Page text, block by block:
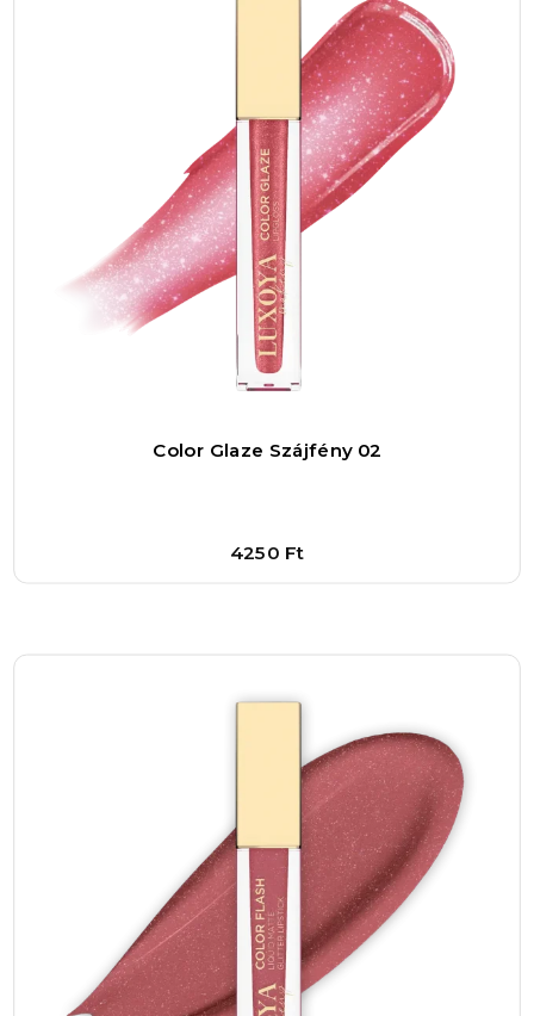
könnyen kombinálható más sminktermékekkel,
legyen szó természetes nappali vagy
intenzívebb esti sminkről. A termék kialakítása
praktikus, kompakt, így bárhová magaddal
viheted, hogy szükség esetén gyorsan
frissíthesd a megjelenésedet. A csomagolás
egyszerű, mégis stílusos, ami a sminktáskád
díszévé válhat.
Ár-érték arányban a COLOR LOCK folyékony
matt rúzs 02-es színben kiváló választás, hiszen
mindössze 3950 forintért egy olyan prémium
is megállja a helyét. A kiszerelés ideális, nem túl
olyan készítményt keresel, amely nem csak
színben, hanem tartósságban és
komfortérzetben is kiemelkedő, a COLOR
LOCK folyékony matt rúzs 02-es árnyalatban
garantáltan elnyeri a tetszésedet. Egyszerűen
alkalmazható, hosszú hatású és ápoló –
minden, amit egy modern rúzstól elvársz. Ne
hagyd, hogy a matt rúzsok okozta
kellemetlenségek visszatartsanak, válaszd a
COLOR LOCK-ot, és élvezd az egész napos,
Color Glaze Szájfény 02
4250 Ft
Kosárba